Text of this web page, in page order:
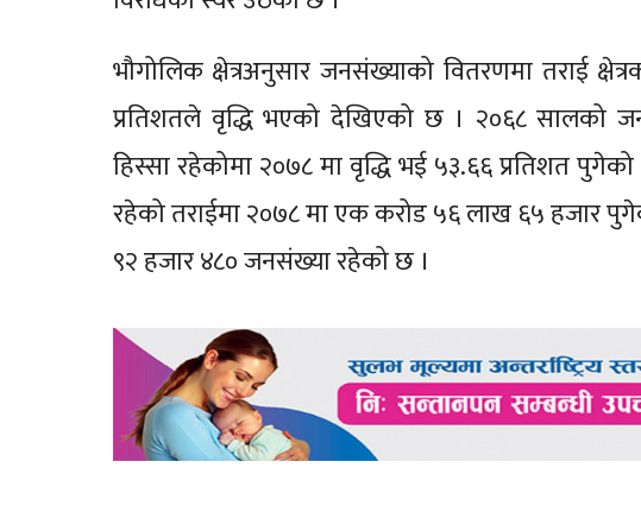
भौगोलिक क्षेत्रअनुसार जनसंख्याको वितरणमा तराई
प्रतिशतले वृद्धि भएको देखिएको छ । २०६८ सालको
हिस्सा रहेकोमा २०७८ मा वृद्धि भई ५३.६६ प्रतिशत
रहेको तराईमा २०७८ मा एक करोड ५६ लाख ६५ हजार
९२ हजार ४८० जनसंख्या रहेको छ ।